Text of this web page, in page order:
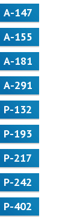
А-147
А-155
А-181
А-291
Р-132
Р-193
Р-217
Р-242
Р-402